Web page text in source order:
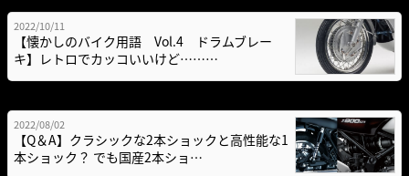
2022/10/11
【懐かしのバイク用語 Vol.4 ドラムブレー
キ】レトロでカッコいいけど………
2022/08/02
【Q＆A】クラシックな2本ショックと高性能な1
本ショック？ でも国産2本ショ…